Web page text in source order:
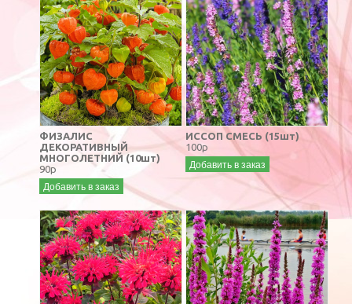
ФИЗАЛИС
ДЕКОРАТИВНЫЙ
МНОГОЛЕТНИЙ (10шт)
90р
Добавить в заказ
ИССОП СМЕСЬ (15шт)
100р
Добавить в заказ